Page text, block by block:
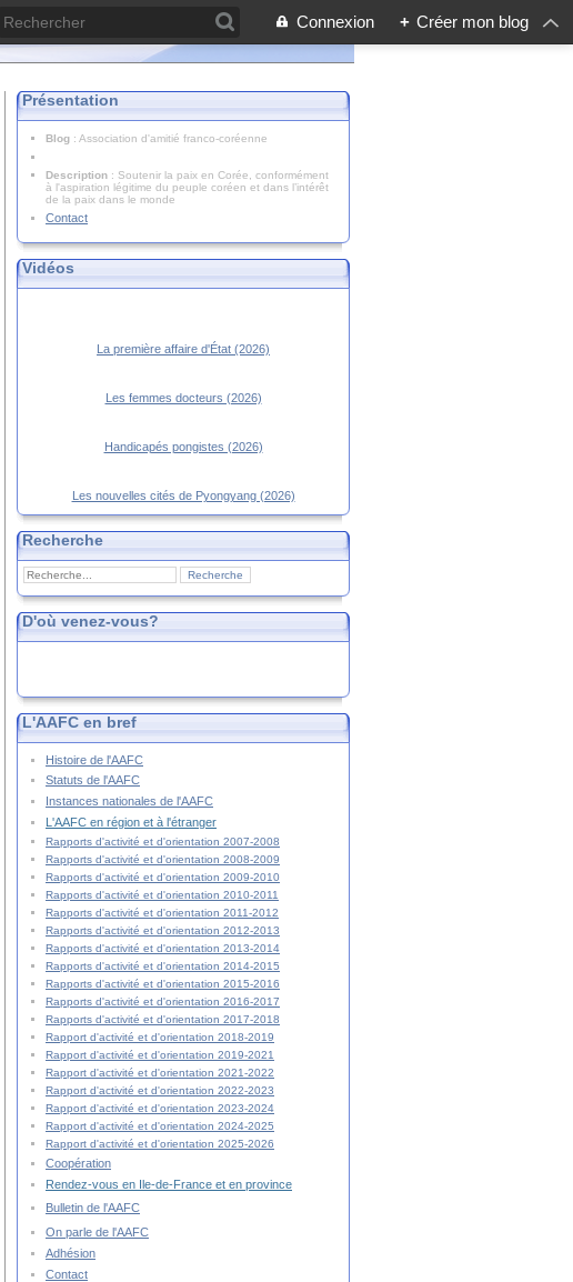
Connexion + Créer mon blog
Présentation
Blog : Association d'amitié franco-coréenne
Description : Soutenir la paix en Corée, conformément
à l'aspiration légitime du peuple coréen et dans l’intérêt
de la paix dans le monde
Contact
Vidéos
La première affaire d'État (2026)
Les femmes docteurs (2026)
Handicapés pongistes (2026)
Les nouvelles cités de Pyongyang (2026)
Recherche
D'où venez-vous?
L'AAFC en bref
Histoire de l'AAFC
Statuts de l'AAFC
Instances nationales de l'AAFC
L'AAFC en région et à l'étranger
Rapports d'activité et d'orientation 2007-2008
Rapports d'activité et d'orientation 2008-2009
Rapports d'activité et d'orientation 2009-2010
Rapports d'activité et d'orientation 2010-2011
Rapports d'activité et d'orientation 2011-2012
Rapports d'activité et d'orientation 2012-2013
Rapports d'activité et d'orientation 2013-2014
Rapports d'activité et d'orientation 2014-2015
Rapports d'activité et d'orientation 2015-2016
Rapports d'activité et d'orientation 2016-2017
Rapports d'activité et d'orientation 2017-2018
Rapport d'activité et d'orientation 2018-2019
Rapport d'activité et d'orientation 2019-2021
Rapport d'activité et d'orientation 2021-2022
Rapport d'activité et d'orientation 2022-2023
Rapport d'activité et d'orientation 2023-2024
Rapport d'activité et d'orientation 2024-2025
Rapport d'activité et d'orientation 2025-2026
Coopération
Rendez-vous en Ile-de-France et en province
Bulletin de l'AAFC
On parle de l'AAFC
Adhésion
Contact